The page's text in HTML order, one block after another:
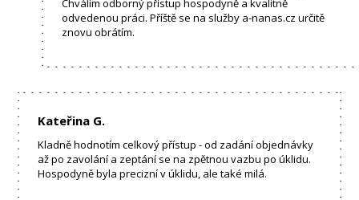
Chválím odborný přístup hospodyně a kvalitně
odvedenou práci. Příště se na služby a-nanas.cz určitě
znovu obrátím.
Kateřina G.
Kladně hodnotím celkový přístup - od zadání objednávky
až po zavolání a zeptání se na zpětnou vazbu po úklidu.
Hospodyně byla precizní v úklidu, ale také milá.